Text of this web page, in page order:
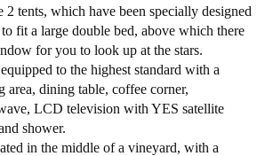
2 tents, which have been specially designed
fit a large double bed, above which there
for you to look up at the stars.
to the highest standard with a
area, dining table, coffee corner,
LCD television with YES satellite
shower.
in the middle of a vineyard, with a